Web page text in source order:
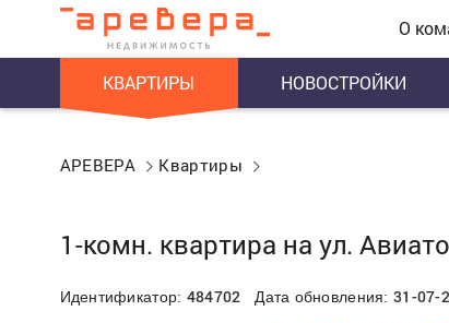
О
КВАРТИРЫ НОВОСТРОЙКИ
АРЕВЕРА Квартиры
1-комн. квартира на ул.
Идентификатор: 484702 Дата обновления: 31-07-